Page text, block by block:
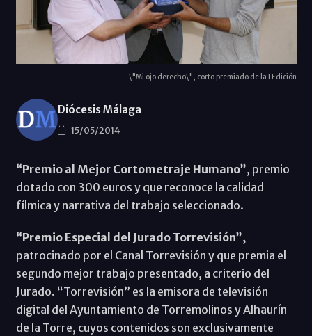
\"Mi ojo derecho\", corto premiado de la I Edición
Diócesis Málaga
15/05/2014
“Premio al Mejor Cortometraje Humano”, premio
dotado con 300 euros y que reconoce la calidad
fílmica y narrativa del trabajo seleccionado.
“Premio Especial del Jurado Torrevisión”,
patrocinado por el Canal Torrevisión y que premia el
segundo mejor trabajo presentado, a criterio del
Jurado. “Torrevisión” es la emisora de televisión
digital del Ayuntamiento de Torremolinos y Alhaurín
de la Torre, cuyos contenidos son exclusivamente